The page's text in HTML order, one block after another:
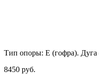
Тип опоры: Е (гофра).
8450 руб.